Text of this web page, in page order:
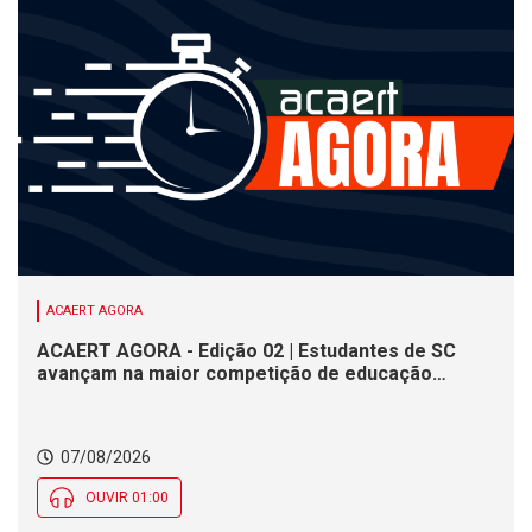
ACAERT AGORA
ACAERT AGORA - Edição 02 | Estudantes de SC
avançam na maior competição de educação
Social nesta sexta (7)
07/08/2026
OUVIR 01:00